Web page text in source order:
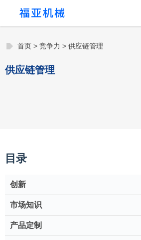
目录
创新
市场知识
产品定制
首页 > 竞争力 > 供应链管理
供应链管理